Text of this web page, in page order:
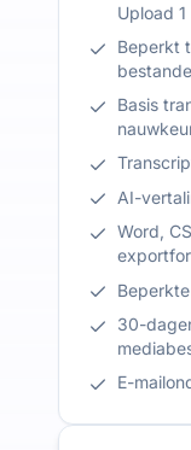
Upload
Beperkt
Basis
AI-
Word,
30-
E-